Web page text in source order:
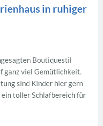
in ruhiger
Boutiquestil
ganz viel Gemütlichkeit.
sind Kinder hier gern
toller Schlafbereich für